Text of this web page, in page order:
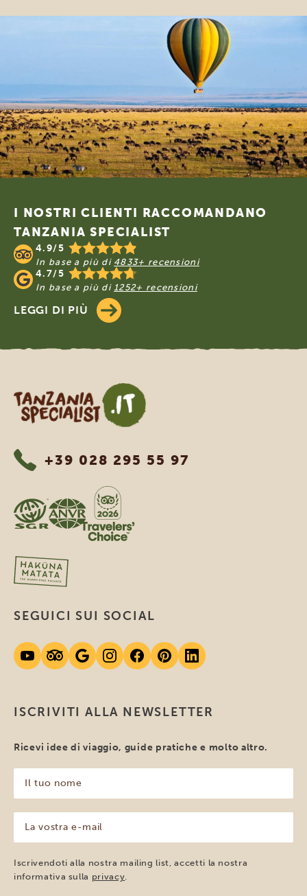
Footer
I NOSTRI CLIENTI RACCOMANDANO
TANZANIA SPECIALIST
4.9/5
In base a più di 4833+ recensioni
4.7/5
In base a più di 1252+ recensioni
LEGGI DI PIÙ
Tanzania Specialist
+39 028 295 55 97
ISCRIVITI ALLA NEWSLETTER
Ricevi idee di viaggio, guide pratiche e molto altro.
tuo
nome
(Obbligatorio)
vostra
e-
mail
(Obbligatorio)
Iscrivendoti alla nostra mailing list, accetti la nostra
informativa sulla privacy
SEGUICI SUI SOCIAL